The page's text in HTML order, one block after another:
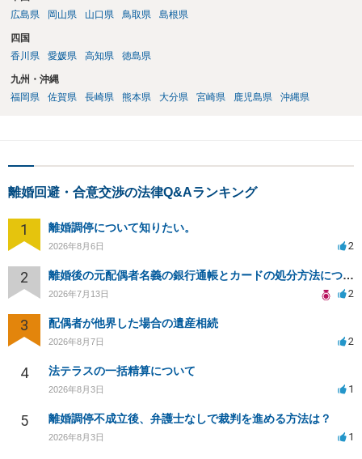
広島県
岡山県 山口県 鳥取県 島根県
四国
香川県
愛媛県 高知県 徳島県
九州・沖縄
福岡県
佐賀県 長崎県 熊本県 大分県 宮崎県 鹿児島県 沖縄県
離婚回避・合意交渉の法律Q&Aランキング
1 離婚調停について知りたい。
2026年8月6日 2
2 離婚後の元配偶者名義の銀行通帳とカードの処分方法について
2026年7月13日 2
3 配偶者が他界した場合の遺産相続
2026年8月7日 2
4 法テラスの一括精算について
2026年8月3日 1
5 離婚調停不成立後、弁護士なしで裁判を進める方法は？
2026年8月3日 1